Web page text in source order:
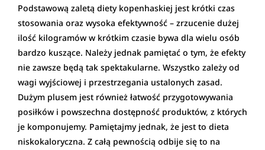
Podstawową zaletą diety kopenhaskiej jest krótki czas
stosowania oraz wysoka efektywność – zrzucenie dużej
ilość kilogramów w krótkim czasie bywa dla wielu osób
bardzo kuszące. Należy jednak pamiętać o tym, że efekty
nie zawsze będą tak spektakularne. Wszystko zależy od
wagi wyjściowej i przestrzegania ustalonych zasad.
Dużym plusem jest również łatwość przygotowywania
posiłków i powszechna dostępność produktów, z których
je komponujemy. Pamiętajmy jednak, że jest to dieta
niskokaloryczna. Z całą pewnością odbije się to na